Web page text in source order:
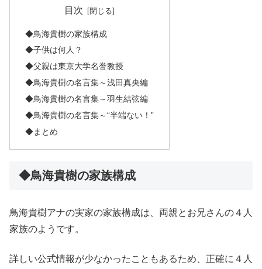
目次
◆鳥海貴樹の家族構成
◆子供は何人？
◆父親は東京大学名誉教授
◆鳥海貴樹の名言集～浅田真央編
◆鳥海貴樹の名言集～羽生結弦編
◆鳥海貴樹の名言集～“半端ない！”
◆まとめ
◆鳥海貴樹の家族構成
鳥海貴樹アナの実家の家族構成は、両親とお兄さんの４人
家族のようです。
詳しい公式情報が少なかったこともあるため、正確に４人